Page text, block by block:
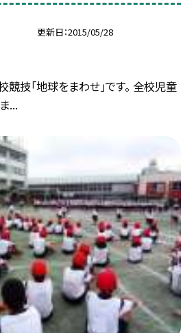
更新日 2015/05/28
競技「地球をまわせ」です。 全校児童
...